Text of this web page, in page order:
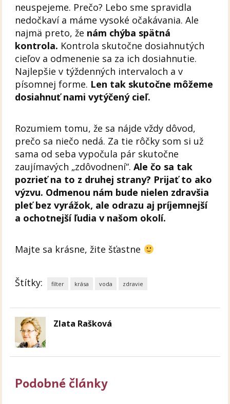
neuspejeme. Prečo? Lebo sme spravidla
nedočkaví a máme vysoké očakávania. Ale
najmä preto, že nám chýba spätná
kontrola. Kontrola skutočne dosiahnutých
cieľov a odmenenie sa za ich dosiahnutie.
Najlepšie v týždenných intervaloch a v
písomnej forme. Len tak skutočne môžeme
dosiahnuť nami vytýčený cieľ.
Rozumiem tomu, že sa nájde vždy dôvod,
prečo sa niečo nedá. Za tie rôčky som si už
sama od seba vypočula pár skutočne
zaujímavých „zdôvodnení“.Ale čo sa tak
pozrieť na to z druhej strany? Prijať to ako
výzvu. Odmenou nám bude nielen zdravšia
pleť bez vyrážok, ale odrazu aj príjemnejší
a ochotnejší ľudia v našom okolí.
Majte sa krásne, žite šťastne
Štítky: filter krása voda zdravie
Zlata Rašková
Podobné články